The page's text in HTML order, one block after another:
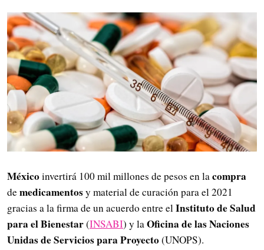
Méxicoinvertirá 100 mil millones de pesos en lacompra
demedicamentosy material de curación para el 2021
gracias a la firma de un acuerdo entre el Instituto de Salud
para el Bienestar(INSABI) y laOficina de las Naciones
Unidas de Servicios para Proyecto(UNOPS).